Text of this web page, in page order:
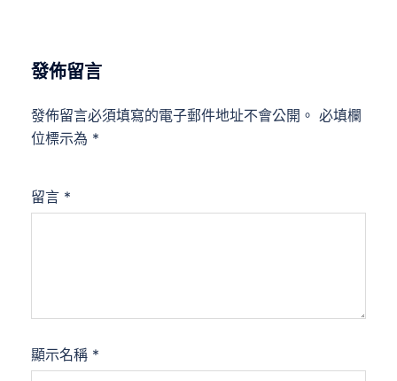
發佈留言
發佈留言必須填寫的電子郵件地址不會公開。 必填欄
位標示為 *
留言 *
顯示名稱 *